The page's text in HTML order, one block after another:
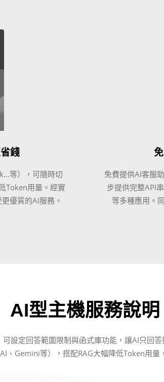
錢
等），可隨時切
Token用量。經實
優質的AI服務。
免費提供AI客服
步提供完整API
等多種應用。
AI型主機服務說明
設定回答範圍限制與函式庫功能，讓AI只回
、Gemini等），搭配RAG大幅降低Token用量